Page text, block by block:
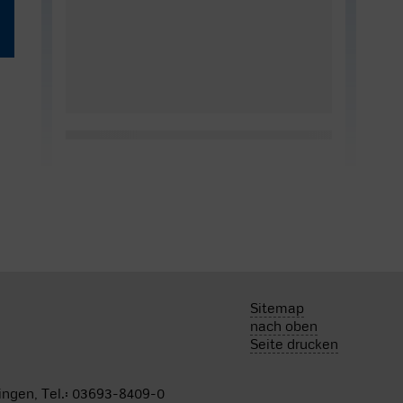
Sitemap
nach oben
Seite drucken
Tel.: 03693-8409-0